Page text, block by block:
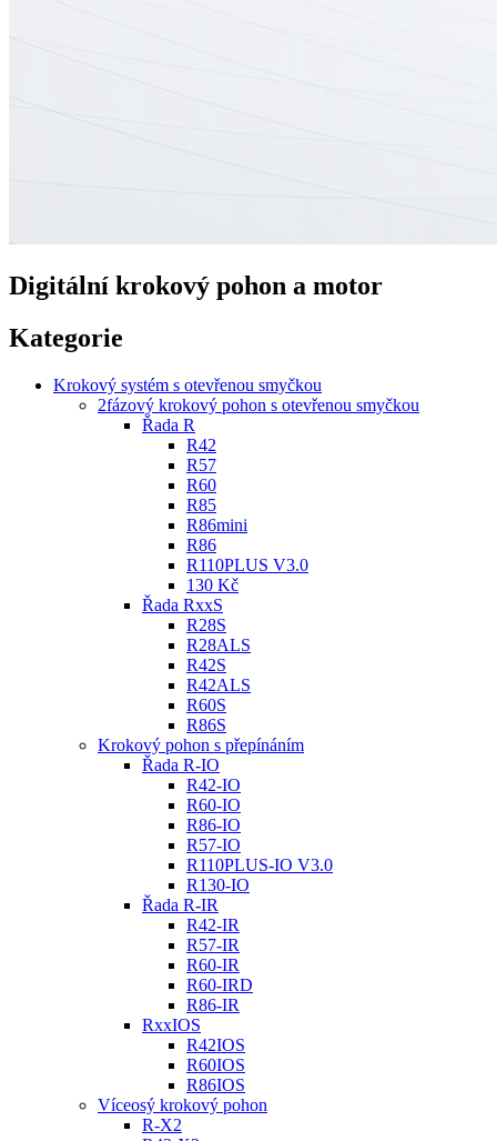
Digitální krokový pohon a motor
Kategorie
Krokový systém s otevřenou smyčkou
2fázový krokový pohon s otevřenou smyčkou
Řada R
R42
R57
R60
R85
R86mini
R86
R110PLUS V3.0
130 Kč
Řada RxxS
R28S
R28ALS
R42S
R42ALS
R60S
R86S
Krokový pohon s přepínáním
Řada R-IO
R42-IO
R60-IO
R86-IO
R57-IO
R110PLUS-IO V3.0
R130-IO
Řada R-IR
R42-IR
R57-IR
R60-IR
R60-IRD
R86-IR
RxxIOS
R42IOS
R60IOS
R86IOS
Víceosý krokový pohon
R-X2